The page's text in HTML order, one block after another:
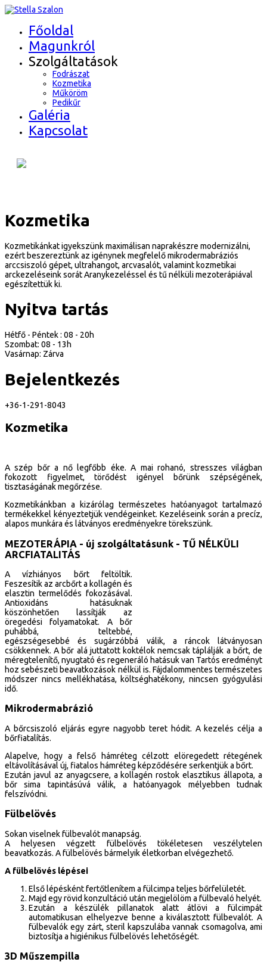
Főoldal
Magunkról
Szolgáltatások
Fodrászat
Kozmetika
Műköröm
Pedikűr
Galéria
Kapcsolat
Kozmetika
Kozmetikánkat igyekszünk maximálisan naprakészre modernizálni,
ezért beszereztünk az igénynek megfelelő mikrodermabráziós
arccsiszoló gépet, ultrahangot, arcvasalót, valamint kozmetikai
arckezeléseink sorát Aranykezeléssel és tű nélküli mezoterápiával
egészítettük ki.
Nyitva tartás
Hétfő - Péntek : 08 - 20h
Szombat: 08 - 13h
Vasárnap: Zárva
Bejelentkezés
+36-1-291-8043
Kozmetika
A szép bőr a nő legfőbb éke. A mai rohanó, stresszes világban
fokozott figyelmet, törődést igényel bőrünk szépségének,
tisztaságának megőrzése.
Kozmetikánkban a kizárólag természetes hatóanyagot tartalmazó
termékekkel kényeztetjük vendégeinket. Kezeléseink során a precíz,
alapos munkára és látványos eredményekre törekszünk.
MEZOTERÁPIA - új szolgáltatásunk - TŰ NÉLKÜLI
ARCFIATALITÁS
A vízhiányos bőrt feltöltik.
Feszesítik az arcbőrt a kollagén és
elasztin termelődés fokozásával.
Antioxidáns hatásuknak
köszönhetően lassítják az
öregedési folyamatokat. A bőr
puhábbá, teltebbé,
egészségesebbé és sugárzóbbá válik, a ráncok látványosan
csökkennek. A bőr alá juttatott koktélok nemcsak táplálják a bőrt, de
méregtelenítő, nyugtató és regeneráló hatásuk van Tartós eredményt
hoz sebészeti beavatkozások nélkül is. Fájdalommentes természetes
módszer nincs mellékhatása, költséghatékony, nincsen gyógyulási
idő.
Mikrodermabrázió
A bőrcsiszoló eljárás egyre nagyobb teret hódit. A kezelés célja a
bőrfiatalítás.
Alapelve, hogy a felső hámréteg célzott elöregedett rétegének
eltávolításával új, fiatalos hámréteg képződésére serkentjük a bőrt.
Ezután javul az anyagcsere, a kollagén rostok elasztikus állapota, a
bőr sima tapintásúvá válik, a hatóanyagok mélyebben tudnak
felszívódni.
Fülbelövés
Sokan viselnek fülbevalót manapság.
A helyesen végzett fülbelövés tökéletesen veszélytelen
beavatkozás. A fülbelövés bármelyik életkorban elvégezhető.
A fülbelövés lépései
Első lépésként fertőtlenítem a fülcimpa teljes bőrfelületét.
Majd egy rövid konzultáció után megjelölöm a fülbevaló helyét.
Ezután a készülék pillanatok alatt átlövi a fülcimpát
automatikusan elhelyezve benne a kiválasztott fülbevalót. A
fülbevalók egy zárt, steril kapszulába vannak csomagolva, ami
biztosítja a higiénikus fülbelövés lehetőségét.
3D Műszempilla